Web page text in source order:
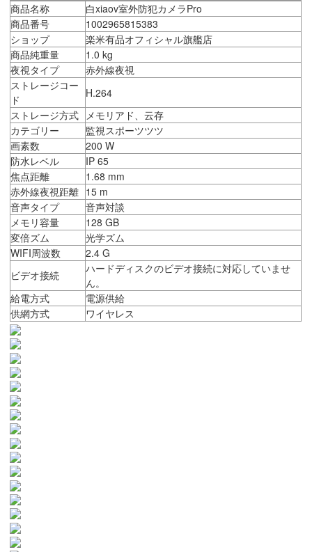
商品名称
白xiaov室外防犯カメラPro
商品番号
1002965815383
ショップ
楽米有品オフィシャル旗艦店
商品純重量
1.0 kg
夜視タイプ
赤外線夜視
ストレージコー
ド
H.264
ストレージ方式
メモリアド、云存
カテゴリー
監視スポーツツツ
画素数
200 W
防水レベル
IP 65
焦点距離
1.68 mm
赤外線夜視距離 15 m
音声タイプ
音声対談
メモリ容量
128 GB
変倍ズム
光学ズム
WIFI周波数
2.4 G
ビデオ接続
ハードディスクのビデオ接続に対応していませ
ん。
給電方式
電源供給
供網方式
ワイヤレス